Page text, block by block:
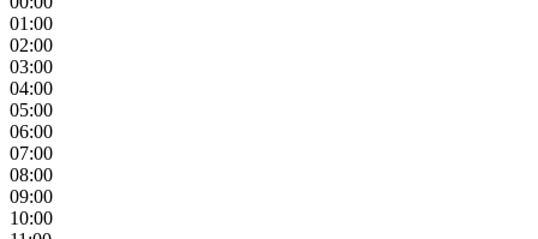
01:00
02:00
03:00
04:00
05:00
06:00
07:00
08:00
09:00
10:00